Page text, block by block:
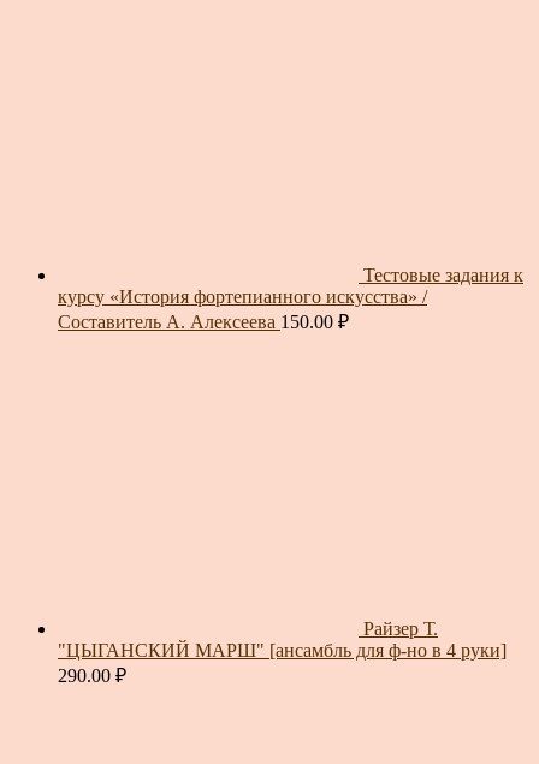
Тестовые задания к
курсу «История фортепианного искусства» /
Составитель А. Алексеева 150.00 ₽
Райзер Т.
"ЦЫГАНСКИЙ МАРШ" [ансамбль для ф-но в 4 руки]
290.00 ₽